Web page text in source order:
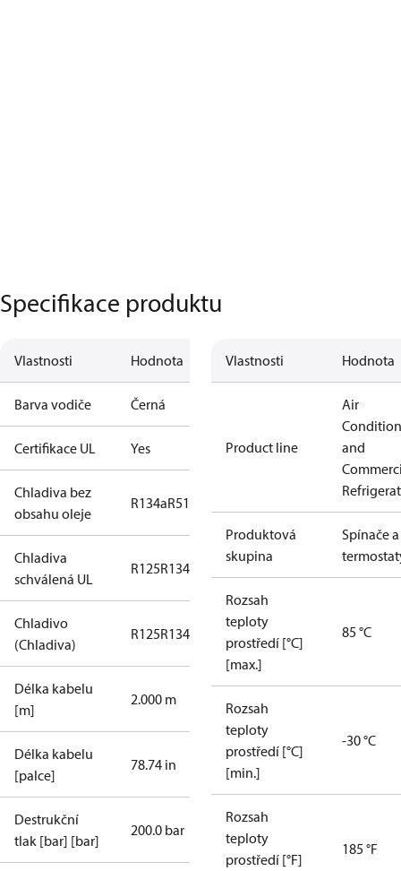
Specifikace produktu
Vlastnosti Hodnota
Barva vodiče Černá
Certifikace UL Yes
Chladiva bez
obsahu oleje
R134aR513A
Chladiva
schválená UL
R125R134a R404A
Chladivo
(Chladiva)
R125R134a R404AR407CR407H R410A
Délka kabelu
[m]
2.000 m
Délka kabelu
[palce]
78.74 in
Destrukční
tlak [bar] [bar]
200.0 bar
Vlastnosti Hodnota
Product line
Air
and
Produktová
skupina
Spínače a
Rozsah
teploty
prostředí [°C]
[max.]
85 °C
Rozsah
teploty
prostředí [°C]
[min.]
-30 °C
Rozsah
teploty
prostředí [°F]
185 °F